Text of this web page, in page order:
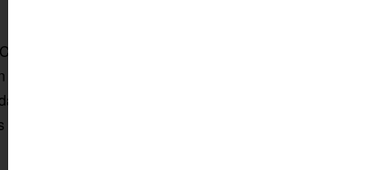
Colonial, durante dos etapas, siendo la primera cuando se
deporte comenzó en los benjamines del Maristas y
las categorías del club carloteño hasta recalar en Fuente
el compañerismo, la disciplina y, sobre todo, el cariño de